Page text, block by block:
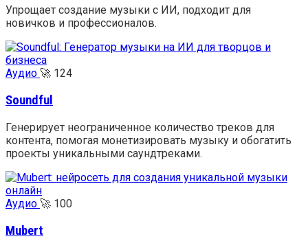
Упрощает создание музыки с ИИ, подходит для
новичков и профессионалов.
Аудио 🚀 124
Soundful
Генерирует неограниченное количество треков для
контента, помогая монетизировать музыку и обогатить
проекты уникальными саундтреками.
Аудио 🚀 100
Mubert